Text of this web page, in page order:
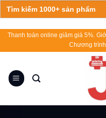
Search
for:
Skip
Thanh toán online giảm giá 5%.
Chương